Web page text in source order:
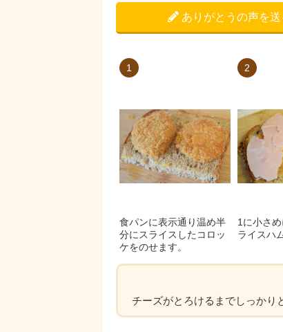
ありがとうの声を送
1
食パンに表示通り温め半
分にスライスしたコロッ
ケをのせます。
2
1に小さ
ライスハ
チーズがとろけるまでしっかり